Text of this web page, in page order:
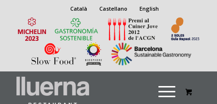
Català Castellano English